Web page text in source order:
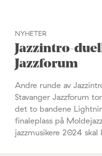
NYHETER
Jazzintro-
Jazzforum
Andre runde av
Stavanger Jazzforum
det to bandene
finaleplass på
jazzmusikere 2024 skal